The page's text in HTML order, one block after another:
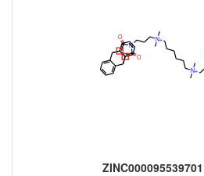
ZINC000095539701